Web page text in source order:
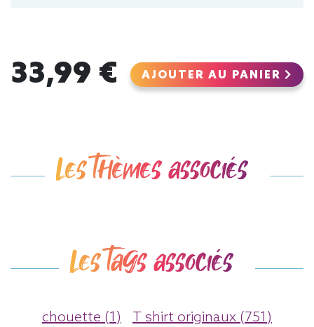
33,99 € AJOUTER AU PANIER
Les thèmes associés
Les tags associés
chouette (1)
T shirt originaux (751)